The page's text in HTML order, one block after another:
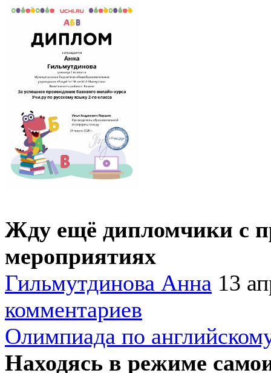
Жду ещё дипломчики с
мероприятиях
Гильмутдинова Анна 13
комментариев
Олимпиада по
Находясь в режиме